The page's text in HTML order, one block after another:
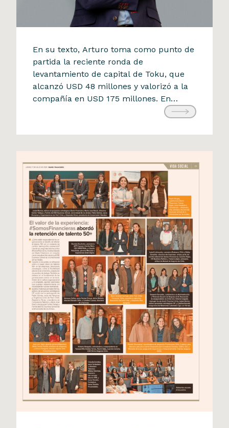
La Tercera
Arturo Herrera analiza el
impacto de las startups
chilenas en la economía
tradicional
En su texto, Arturo toma como punto de
partida la reciente ronda de
levantamiento de capital de Toku, que
alcanzó USD 48 millones y valorizó a la
compañía en USD 175 millones. En
apenas cinco años, una startup que
clientes logró superar los 170 mil